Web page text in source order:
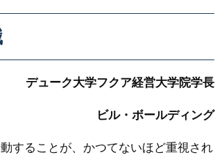
デューク大学フクア経営大学院学長
ビル・ボールディング
することが、かつてないほど重視され